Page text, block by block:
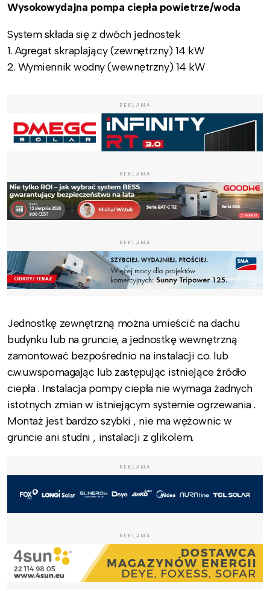
Wysokowydajna pompa ciepła powietrze/woda
System składa się z dwóch jednostek
1. Agregat skraplający (zewnętrzny) 14 kW
2. Wymiennik wodny (wewnętrzny) 14 kW
REKLAMA
REKLAMA
REKLAMA
Jednostkę zewnętrzną można umieścić na dachu
budynku lub na gruncie, a jednostkę wewnętrzną
zamontować bezpośrednio na instalacji c.o. lub
c.w.u.wspomagając lub zastępując istniejące źródło
ciepła . Instalacja pompy ciepła nie wymaga żadnych
istotnych zmian w istniejącym systemie ogrzewania .
Montaż jest bardzo szybki , nie ma wężownic w
gruncie ani studni , instalacji z glikolem.
REKLAMA
REKLAMA